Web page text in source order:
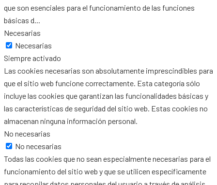
que son esenciales para el funcionamiento de las funciones
básicas d...
Necesarias
Necesarias
Siempre activado
Las cookies necesarias son absolutamente imprescindibles para
que el sitio web funcione correctamente. Esta categoría sólo
incluye las cookies que garantizan las funcionalidades básicas y
las características de seguridad del sitio web. Estas cookies no
almacenan ninguna información personal.
No necesarias
No necesarias
Todas las cookies que no sean especialmente necesarias para el
funcionamiento del sitio web y que se utilicen específicamente